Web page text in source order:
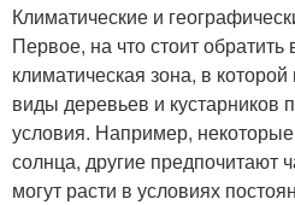
Климатические и
Первое, на что стоит обратить
климатическая зона, в
виды деревьев и кустарников
условия. Например,
солнца, другие предпочитают
могут расти в условиях